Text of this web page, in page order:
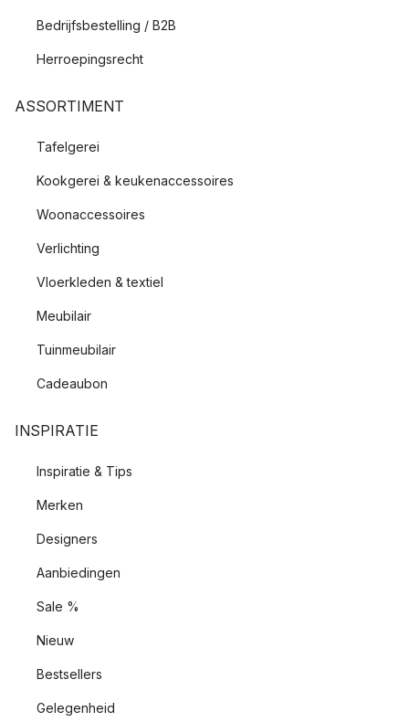
Bedrijfsbestelling / B2B
Herroepingsrecht
ASSORTIMENT
Tafelgerei
Kookgerei & keukenaccessoires
Woonaccessoires
Verlichting
Vloerkleden & textiel
Meubilair
Tuinmeubilair
Cadeaubon
INSPIRATIE
Inspiratie & Tips
Merken
Designers
Aanbiedingen
Sale %
Nieuw
Bestsellers
Gelegenheid